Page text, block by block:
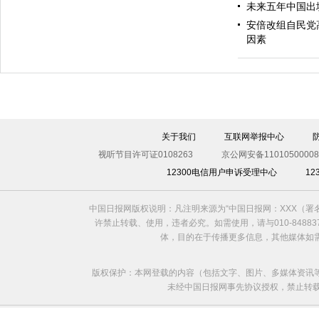
未来五年中国
安倍改组自民
因素
关于我们 互联网举报中心
视听节目许可证0108263
京公网安备
12300电信用户申诉受理中心
中国日报网版权说明：凡注明来源为“中国日报网：XXX（
许禁止转载、使用，违者必究。如需使用，请与010-
体，目的在于传播更多信息，其他媒体
版权保护：本网登载的内容（包括文字、图片、多媒体资
未经中国日报网事先协议授权，禁止转